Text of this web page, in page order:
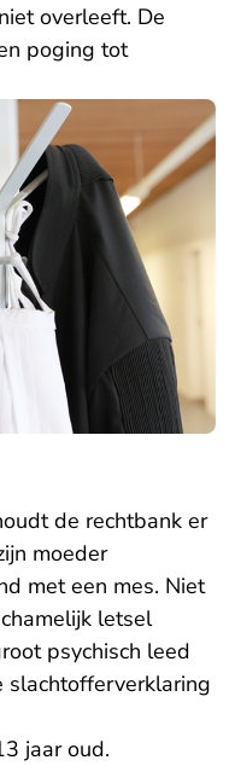
overleeft. De
poging tot
de rechtbank er
moeder
met een mes. Niet
letsel
psychisch leed
slachtofferverklaring
jaar oud.